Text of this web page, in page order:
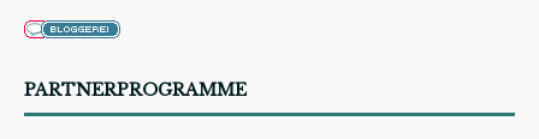
PARTNERPROGRAMME